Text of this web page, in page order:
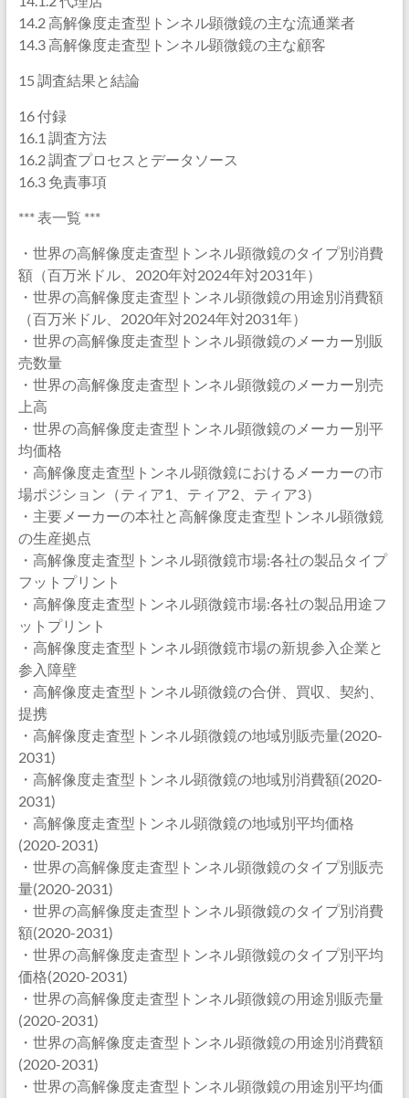
14.2 高解像度走査型トンネル顕微鏡の主な流通業者
14.3 高解像度走査型トンネル顕微鏡の主な顧客
15 調査結果と結論
16 付録
16.1 調査方法
16.2 調査プロセスとデータソース
16.3 免責事項
*** 表一覧 ***
・世界の高解像度走査型トンネル顕微鏡のタイプ別消費
額（百万米ドル、2020年対2024年対2031年）
・世界の高解像度走査型トンネル顕微鏡の用途別消費額
（百万米ドル、2020年対2024年対2031年）
・世界の高解像度走査型トンネル顕微鏡のメーカー別販
売数量
・世界の高解像度走査型トンネル顕微鏡のメーカー別売
上高
・世界の高解像度走査型トンネル顕微鏡のメーカー別平
均価格
・高解像度走査型トンネル顕微鏡におけるメーカーの市
場ポジション（ティア1、ティア2、ティア3）
・主要メーカーの本社と高解像度走査型トンネル顕微鏡
の生産拠点
・高解像度走査型トンネル顕微鏡市場:各社の製品タイプ
フットプリント
・高解像度走査型トンネル顕微鏡市場:各社の製品用途フ
ットプリント
・高解像度走査型トンネル顕微鏡市場の新規参入企業と
参入障壁
・高解像度走査型トンネル顕微鏡の合併、買収、契約、
提携
・高解像度走査型トンネル顕微鏡の地域別販売量(2020-
2031)
・高解像度走査型トンネル顕微鏡の地域別消費額(2020-
2031)
・高解像度走査型トンネル顕微鏡の地域別平均価格
(2020-2031)
・世界の高解像度走査型トンネル顕微鏡のタイプ別販売
量(2020-2031)
・世界の高解像度走査型トンネル顕微鏡のタイプ別消費
額(2020-2031)
・世界の高解像度走査型トンネル顕微鏡のタイプ別平均
価格(2020-2031)
・世界の高解像度走査型トンネル顕微鏡の用途別販売量
(2020-2031)
・世界の高解像度走査型トンネル顕微鏡の用途別消費額
(2020-2031)
・世界の高解像度走査型トンネル顕微鏡の用途別平均価